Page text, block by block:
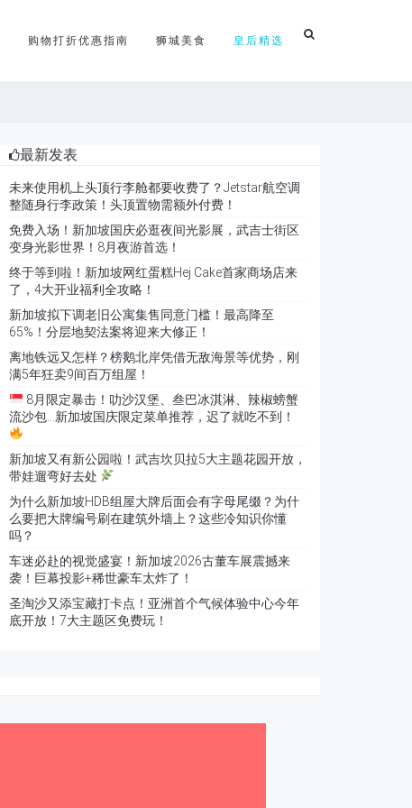
购物打折优惠指南 狮城美食 皇后精选
最新发表
未来使用机上头顶行李舱都要收费了？Jetstar航空调
整随身行李政策！头顶置物需额外付费！
免费入场！新加坡国庆必逛夜间光影展，武吉士街区
变身光影世界！8月夜游首选！
终于等到啦！新加坡网红蛋糕Hej Cake首家商场店来
了，4大开业福利全攻略！
新加坡拟下调老旧公寓集售同意门槛！最高降至
65%！分层地契法案将迎来大修正！
离地铁远又怎样？榜鹅北岸凭借无敌海景等优势，刚
满5年狂卖9间百万组屋！
8月限定暴击！叻沙汉堡、叁巴冰淇淋、辣椒螃蟹
流沙包…新加坡国庆限定菜单推荐，迟了就吃不到！
新加坡又有新公园啦！武吉坎贝拉5大主题花园开放，
带娃遛弯好去处
为什么新加坡HDB组屋大牌后面会有字母尾缀？为什
么要把大牌编号刷在建筑外墙上？这些冷知识你懂
吗？
车迷必赴的视觉盛宴！新加坡2026古董车展震撼来
袭！巨幕投影+稀世豪车太炸了！
圣淘沙又添宝藏打卡点！亚洲首个气候体验中心今年
底开放！7大主题区免费玩！